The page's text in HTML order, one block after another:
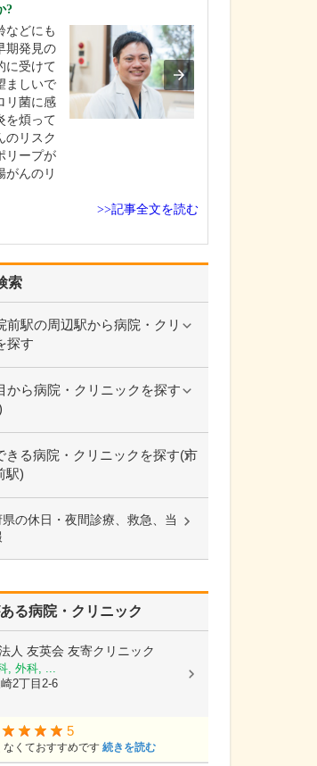
索
前駅の周辺駅から病院・クリ
探す
から病院・クリニックを探す
きる病院・クリニックを探す(市
駅)
の休日・夜間診療、救急、当
る病院・クリニック
人 友英会 友寄クリニック
, 外科, ...
2丁目2-6
5
なくておすすめです 続きを読む
?
などにも
期発見の
に受けて
ましいで
リ菌に感
を煩って
のリスク
リープが
がんのリ
>>記事全文を読む